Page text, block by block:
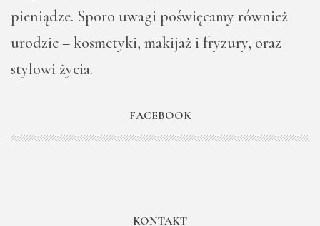
pieniądze. Sporo uwagi poświęcamy również
urodzie – kosmetyki, makijaż i fryzury, oraz
stylowi życia.
FACEBOOK
KONTAKT